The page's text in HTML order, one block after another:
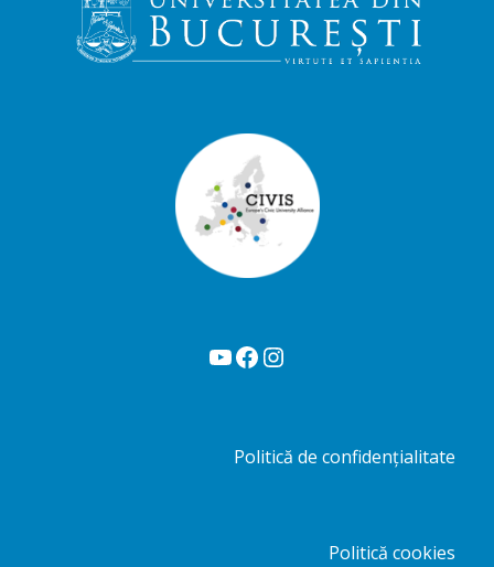
YouTube Facebook Instagram
Politică de confidențialitate
Politică cookies